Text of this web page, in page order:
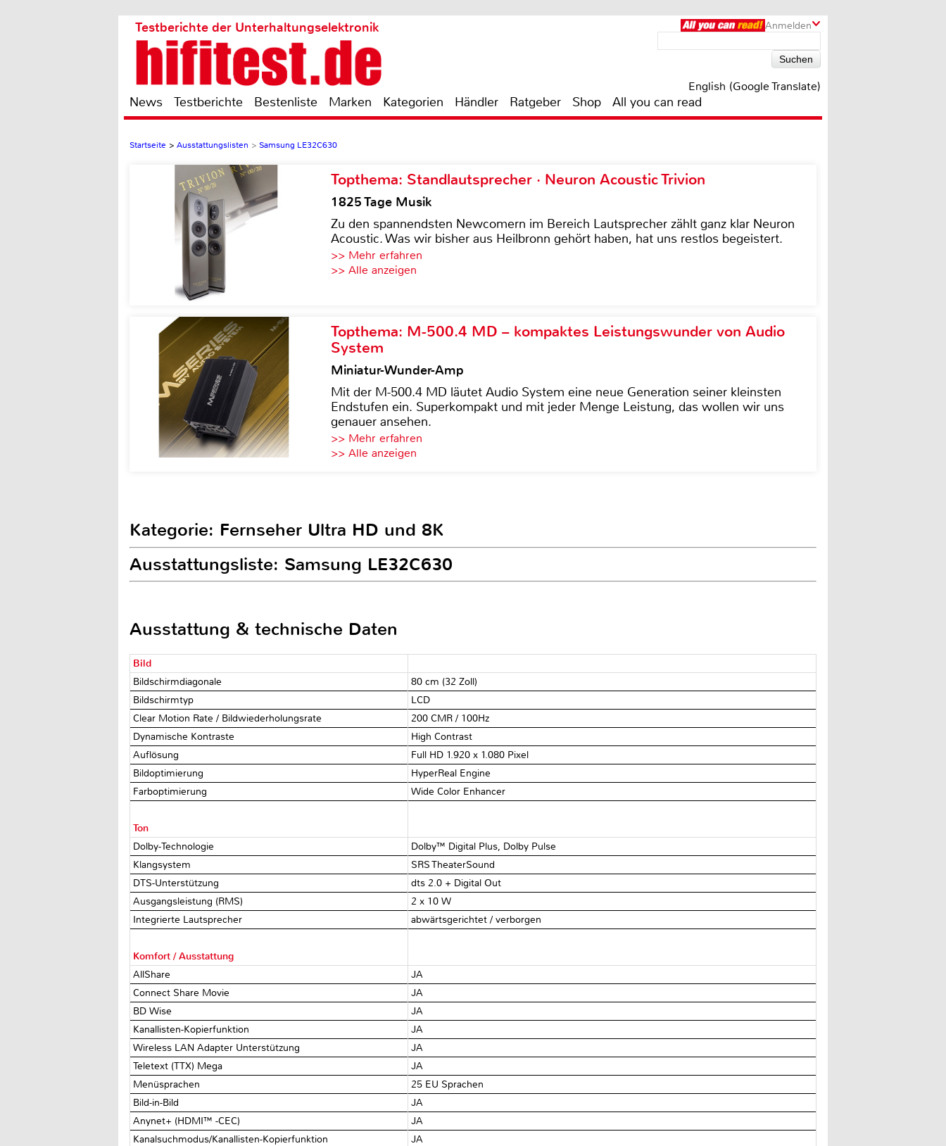
Anmelden
Testberichte der Unterhaltungselektronik
English (Google Translate)
News Testberichte Bestenliste Marken Kategorien Händler Ratgeber Shop All you can read
Startseite > Ausstattungslisten > Samsung LE32C630
Topthema: Standlautsprecher · Neuron Acoustic Trivion
1825 Tage Musik
Zu den spannendsten Newcomern im Bereich Lautsprecher zählt ganz klar Neuron
Acoustic. Was wir bisher aus Heilbronn gehört haben, hat uns restlos begeistert.
>> Mehr erfahren
>> Alle anzeigen
Topthema: M-500.4 MD – kompaktes Leistungswunder von Audio
System
Miniatur-Wunder-Amp
Mit der M-500.4 MD läutet Audio System eine neue Generation seiner kleinsten
Endstufen ein. Superkompakt und mit jeder Menge Leistung, das wollen wir uns
genauer ansehen.
>> Mehr erfahren
>> Alle anzeigen
Kategorie: Fernseher Ultra HD und 8K
Ausstattungsliste: Samsung LE32C630
Ausstattung & technische Daten
Bild
Bildschirmdiagonale
80 cm (32 Zoll)
Bildschirmtyp
LCD
Clear Motion Rate / Bildwiederholungsrate
200 CMR / 100Hz
Dynamische Kontraste
High Contrast
Auflösung
Full HD 1.920 x 1.080 Pixel
Bildoptimierung
HyperReal Engine
Farboptimierung
Wide Color Enhancer
Ton
Dolby-Technologie
Dolby™ Digital Plus, Dolby Pulse
Klangsystem
SRS TheaterSound
DTS-Unterstützung
dts 2.0 + Digital Out
Ausgangsleistung (RMS)
2 x 10 W
Integrierte Lautsprecher
abwärtsgerichtet / verborgen
Komfort / Ausstattung
AllShare
JA
Connect Share Movie
JA
BD Wise
JA
Kanallisten-Kopierfunktion
JA
Wireless LAN Adapter Unterstützung
JA
Teletext (TTX) Mega
JA
Menüsprachen
25 EU Sprachen
Bild-in-Bild
JA
Anynet+ (HDMI™ -CEC)
JA
Kanalsuchmodus/Kanallisten-Kopierfunktion
JA